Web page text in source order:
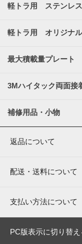
軽トラ用 ステンレ
軽トラ用 オリジナル
最大積載量プレート
3Mハイタック両面接
補修用品・小物
返品について
配送・送料について
支払い方法について
PC版表示に切り替え